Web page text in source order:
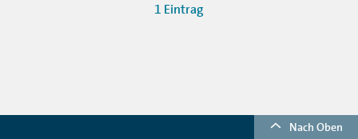
1 Eintrag
Nach Oben